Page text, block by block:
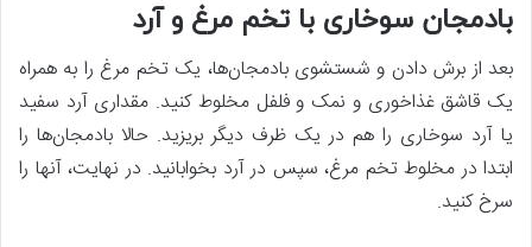
بادمجان سوخاری با تخم مرغ و آرد
بعد از برش دادن و شستشوی بادمجان‌ها، یک تخم مرغ را به همراه
یک قاشق غذاخوری و نمک و فلفل مخلوط کنید. مقداری آرد سفید
یا آرد سوخاری را هم در یک ظرف دیگر بریزید. حالا بادمجان‌ها را
ابتدا در مخلوط تخم مرغ، سپس در آرد بخوابانید. در نهایت، آنها را
سرخ کنید.